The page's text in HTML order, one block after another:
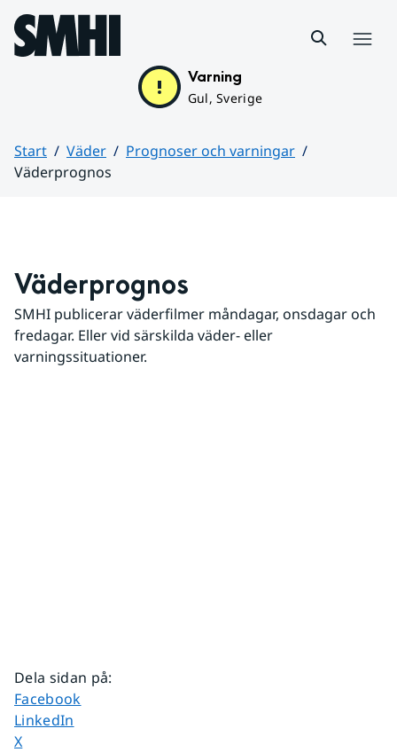
Hoppa till sidans innehåll
Varning
Gul, Sverige
Start Väder
Prognoser och varningar
Väderprognos
Väderprognos
SMHI publicerar väderfilmer måndagar, onsdagar och
fredagar. Eller vid särskilda väder- eller
varningssituationer.
Dela sidan på:
Dela sidan på
Facebook
Dela sidan på
LinkedIn
Dela sidan på
X